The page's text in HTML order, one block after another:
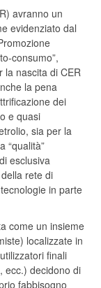
avranno un
evidenziato dal
consumo”,
la nascita di CER
la pena
dei
e quasi
sia per la
“qualità”
esclusiva
rete di
in parte
come un insieme
localizzate in
finali
ecc.) decidono di
fabbisogno